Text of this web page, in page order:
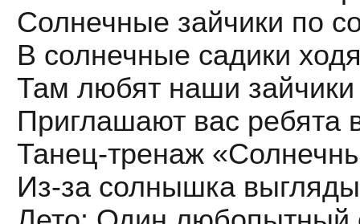
Солнечные зайчики по
В солнечные садики
Там любят наши зайчики
Приглашают вас ребята
Танец-тренаж
Из-за солнышка